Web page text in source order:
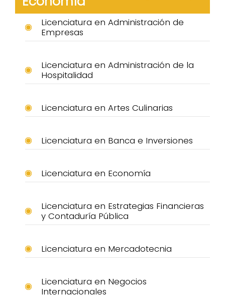
Licenciatura en Administración de
Empresas
Licenciatura en Administración de la
Hospitalidad
Licenciatura en Artes Culinarias
Licenciatura en Banca e Inversiones
Licenciatura en Economía
Licenciatura en Estrategias Financieras
y Contaduría Pública
Licenciatura en Mercadotecnia
Licenciatura en Negocios
Internacionales